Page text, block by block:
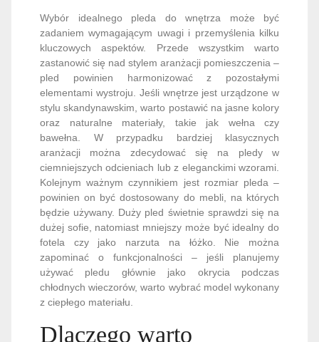
Wybór idealnego pleda do wnętrza może być
zadaniem wymagającym uwagi i przemyślenia kilku
kluczowych aspektów. Przede wszystkim warto
zastanowić się nad stylem aranżacji pomieszczenia –
pled powinien harmonizować z pozostałymi
elementami wystroju. Jeśli wnętrze jest urządzone w
stylu skandynawskim, warto postawić na jasne kolory
oraz naturalne materiały, takie jak wełna czy
bawełna. W przypadku bardziej klasycznych
aranżacji można zdecydować się na pledy w
ciemniejszych odcieniach lub z eleganckimi wzorami.
Kolejnym ważnym czynnikiem jest rozmiar pleda –
powinien on być dostosowany do mebli, na których
będzie używany. Duży pled świetnie sprawdzi się na
dużej sofie, natomiast mniejszy może być idealny do
fotela czy jako narzuta na łóżko. Nie można
zapominać o funkcjonalności – jeśli planujemy
używać pledu głównie jako okrycia podczas
chłodnych wieczorów, warto wybrać model wykonany
z ciepłego materiału.
Dlaczego warto